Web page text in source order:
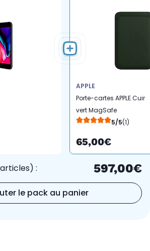
APPLE
Porte-cartes APPLE Cuir
vert MagSafe
5/5(1)
65,00€
: 597,00€
le pack au panier